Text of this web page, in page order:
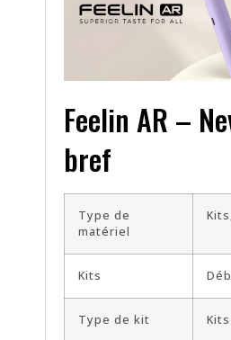
Feelin AR –
bref
Type de
matériel
Kits
Type de kit